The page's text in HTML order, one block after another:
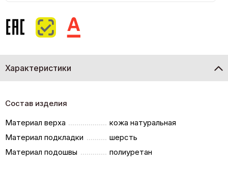
Характеристики
Состав изделия
Материал верха
кожа натуральная
Материал подкладки
шерсть
Материал подошвы
полиуретан